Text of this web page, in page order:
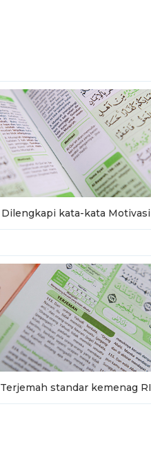
Dilengkapi kata-kata Motivasi
Terjemah standar kemenag RI